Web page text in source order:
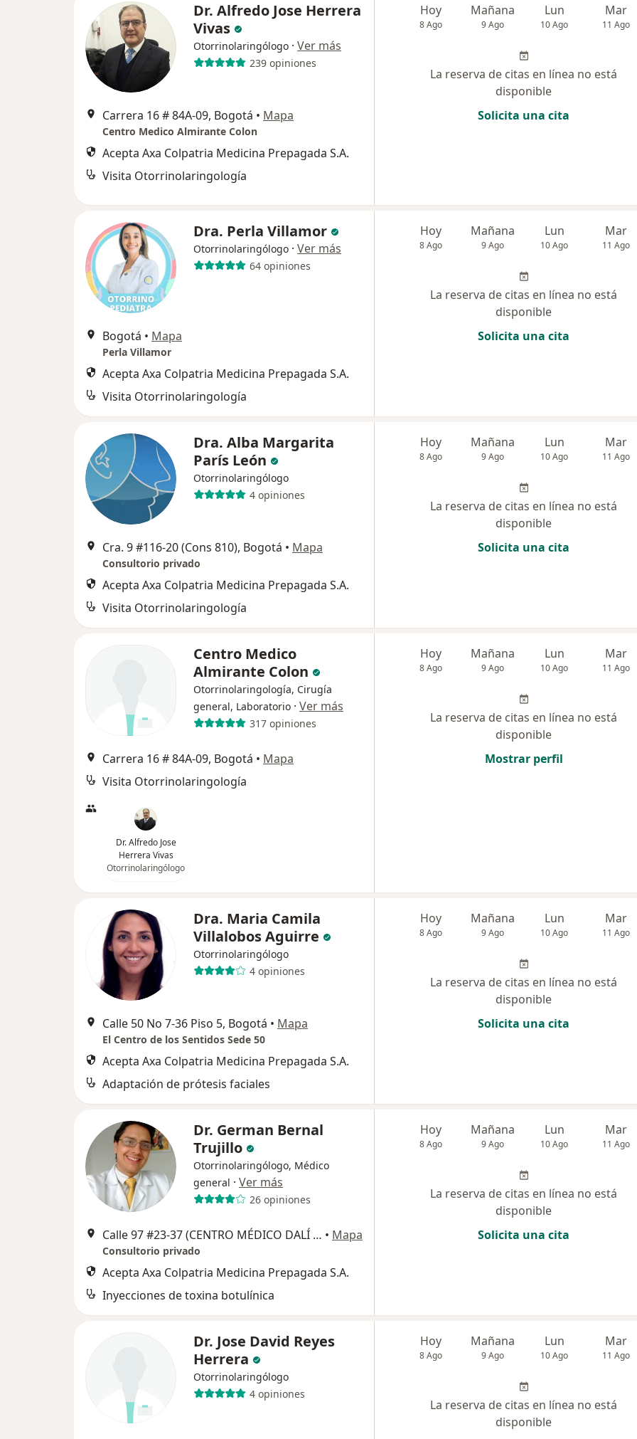
Dr. Alfredo Jose Herrera
Vivas
Otorrinolaringólogo · Ver más
239 opiniones
Carrera 16 # 84A-09, Bogotá • Mapa
Centro Medico Almirante Colon
Acepta Axa Colpatria Medicina Prepagada S.A.
Visita Otorrinolaringología
Hoy
8 Ago
Mañana
9 Ago
Lun
10 Ago
Mar
11 Ago
La reserva de citas en línea no está
disponible
Solicita una cita
Dra. Perla Villamor
Otorrinolaringólogo · Ver más
64 opiniones
Bogotá • Mapa
Perla Villamor
Acepta Axa Colpatria Medicina Prepagada S.A.
Visita Otorrinolaringología
Hoy
8 Ago
Mañana
9 Ago
Lun
10 Ago
Mar
11 Ago
La reserva de citas en línea no está
disponible
Solicita una cita
Dra. Alba Margarita
París León
Otorrinolaringólogo
4 opiniones
Cra. 9 #116-20 (Cons 810), Bogotá • Mapa
Consultorio privado
Acepta Axa Colpatria Medicina Prepagada S.A.
Visita Otorrinolaringología
Hoy
8 Ago
Mañana
9 Ago
Lun
10 Ago
Mar
11 Ago
La reserva de citas en línea no está
disponible
Solicita una cita
Centro Medico
Almirante Colon
Otorrinolaringología, Cirugía
general, Laboratorio · Ver más
317 opiniones
Carrera 16 # 84A-09, Bogotá • Mapa
Visita Otorrinolaringología
Dr. Alfredo Jose
Herrera Vivas
Otorrinolaringólogo
Hoy
8 Ago
Mañana
9 Ago
Lun
10 Ago
Mar
11 Ago
La reserva de citas en línea no está
disponible
Mostrar perfil
Dra. Maria Camila
Villalobos Aguirre
Otorrinolaringólogo
4 opiniones
Calle 50 No 7-36 Piso 5, Bogotá • Mapa
El Centro de los Sentidos Sede 50
Acepta Axa Colpatria Medicina Prepagada S.A.
Adaptación de prótesis faciales
Hoy
8 Ago
Mañana
9 Ago
Lun
10 Ago
Mar
11 Ago
La reserva de citas en línea no está
disponible
Solicita una cita
Dr. German Bernal
Trujillo
Otorrinolaringólogo, Médico
general · Ver más
26 opiniones
Calle 97 #23-37 (CENTRO MÉDICO DALÍ CONSULTORIO 421), Bogotá • Mapa
Consultorio privado
Acepta Axa Colpatria Medicina Prepagada S.A.
Inyecciones de toxina botulínica
Hoy
8 Ago
Mañana
9 Ago
Lun
10 Ago
Mar
11 Ago
La reserva de citas en línea no está
disponible
Solicita una cita
Dr. Jose David Reyes
Herrera
Otorrinolaringólogo
4 opiniones
Hoy
8 Ago
Mañana
9 Ago
Lun
10 Ago
Mar
11 Ago
La reserva de citas en línea no está
disponible